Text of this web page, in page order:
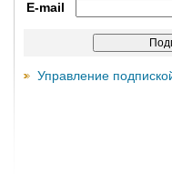
E-mail
Управление